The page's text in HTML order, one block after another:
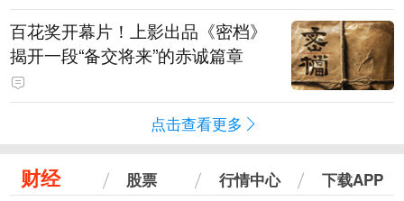
百花奖开幕片！上影出品《密档》
揭开一段“备交将来”的赤诚篇章
点击查看更多
财经 股票 行情中心 下载APP